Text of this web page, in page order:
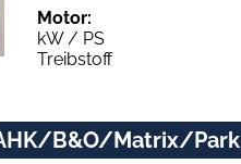
Motor:
kW / PS
Treibstoff
B&O/Matrix/Park